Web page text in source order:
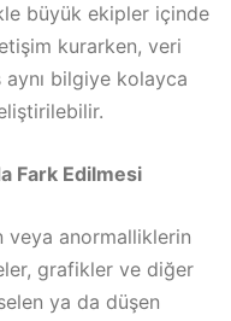
büyük ekipler içinde
kurarken, veri
bilgiye kolayca
Fark Edilmesi
veya anormalliklerin
grafikler ve diğer
ya da düşen